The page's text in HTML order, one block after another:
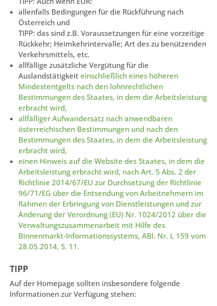
allenfalls Bedingungen für die Rückführung nach
Österreich und
TIPP: das sind z.B. Voraussetzungen für eine vorzeitige
Rückkehr; Heimkehrintervalle; Art des zu benützenden
Verkehrsmittels, etc.
allfällige zusätzliche Vergütung für die
Auslandstätigkeit einschließlich eines höheren
Mindestentgelts nach den lohnrechtlichen
Bestimmungen des Staates, in dem die Arbeitsleistung
erbracht wird,
allfälliger Aufwandersatz nach anwendbaren
österreichischen Bestimmungen und nach den
Bestimmungen des Staates, in dem die Arbeitsleistung
erbracht wird,
einen Hinweis auf die Website des Staates, in dem die
Arbeitsleistung erbracht wird, nach Art. 5 Abs. 2 der
Richtlinie 2014/67/EU zur Durchsetzung der Richtlinie
96/71/EG über die Entsendung von Arbeitnehmern im
Rahmen der Erbringung von Dienstleistungen und zur
Änderung der Verordnung (EU) Nr. 1024/2012 über die
Verwaltungszusammenarbeit mit Hilfe des
Binnenmarkt-Informationssystems, ABl. Nr. L 159 vom
28.05.2014, S. 11.
TIPP
Auf der Homepage sollten insbesondere folgende
Informationen zur Verfügung stehen: